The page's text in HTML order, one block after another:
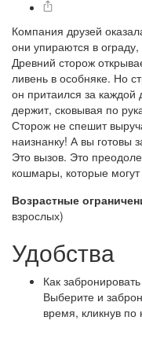
Компания друзей
они упираются в
Древний сторож
ливень в особняке. Но
он притаился за
держит, сковывая по
Сторож не спешит
наизнанку! А вы готовы
Это вызов. Это
кошмары, которые
Возрастные
взрослых)
Удобства
Как забронировать
Выберите и
время, кликнув по